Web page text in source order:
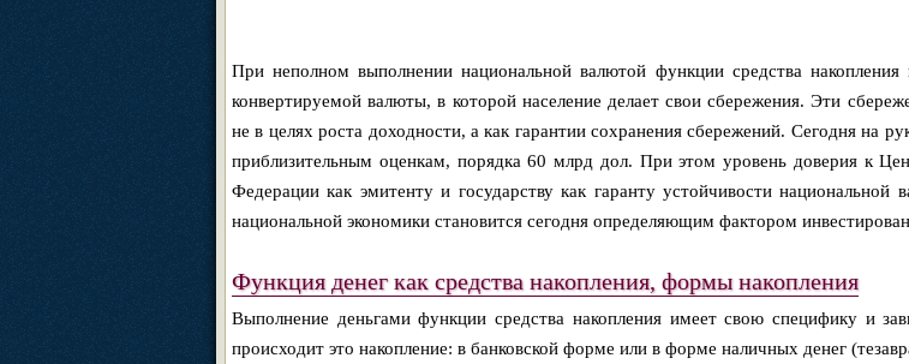
При неполном выполнении национальной валютой функции средства накопления
конвертируемой валюты, в которой население делает свои сбережения. Эти
не в целях роста доходности, а как гарантии сохранения сбережений. Сегодня на
приблизительным оценкам, порядка 60 млрд дол. При этом уровень доверия к
Федерации как эмитенту и государству как гаранту устойчивости национальной
национальной экономики становится сегодня определяющим фактором
Функция денег как средства накопления, формы накопления
Выполнение деньгами функции средства накопления имеет свою специфику и
происходит это накопление: в банковской форме или в форме наличных денег